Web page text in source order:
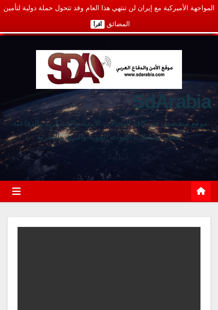
المواجهة الأميركية مع إيران لن تنتهي هذا العام وقد تتحول حملة دولية لتأمين
المضائق أقرأ
SdArabia
موقع متخصص في كافة المجالات الأمنية والعسكرية والدفاعية،
يغطي نشاطات القوات الجوية والبرية والبحرية